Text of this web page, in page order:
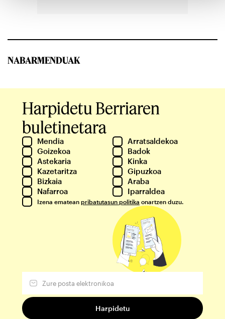
NABARMENDUAK
Harpidetu Berriaren
buletinetara
Mendia
Arratsaldekoa
Goizekoa
Badok
Astekaria
Kinka
Kazetaritza
Gipuzkoa
Bizkaia
Araba
Nafarroa
Iparraldea
Izena ematean pribatutasun politika onartzen duzu.